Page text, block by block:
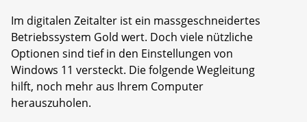
Im digitalen Zeitalter ist ein massgeschneidertes
Betriebssystem Gold wert. Doch viele nützliche
Optionen sind tief in den Einstellungen von
Windows 11 versteckt. Die folgende Wegleitung
hilft, noch mehr aus Ihrem Computer
herauszuholen.